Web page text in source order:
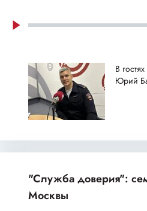
В
Юрий
"Служба доверия":
Москвы